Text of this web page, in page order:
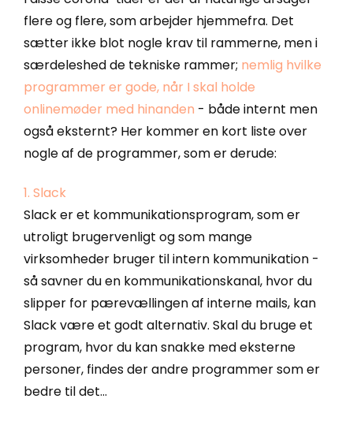
flere og flere, som arbejder hjemmefra. Det
sætter ikke blot nogle krav til rammerne, men i
særdeleshed de tekniske rammer; nemlig hvilke
programmer er gode, når I skal holde
onlinemøder med hinanden - både internt men
også eksternt? Her kommer en kort liste over
nogle af de programmer, som er derude:
1. Slack
Slack er et kommunikationsprogram, som er
utroligt brugervenligt og som mange
virksomheder bruger til intern kommunikation -
så savner du en kommunikationskanal, hvor du
slipper for pærevællingen af interne mails, kan
Slack være et godt alternativ. Skal du bruge et
program, hvor du kan snakke med eksterne
personer, findes der andre programmer som er
bedre til det...